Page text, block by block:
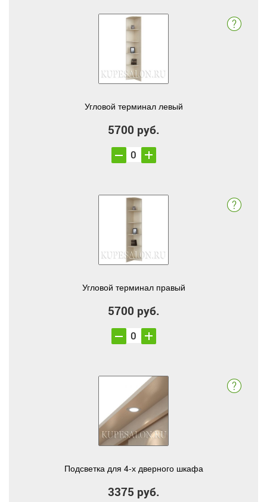
Угловой терминал левый
5700 руб.
Угловой терминал правый
5700 руб.
Подсветка для 4-х дверного шкафа
3375 руб.